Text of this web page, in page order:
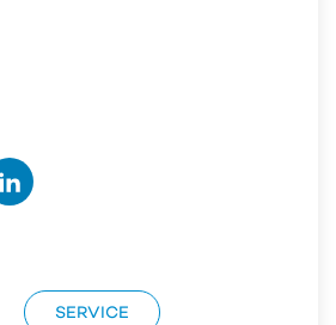
SERVICE